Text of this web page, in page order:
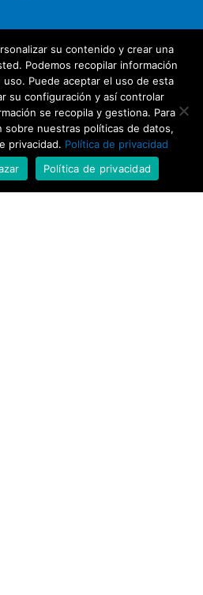
de Proveedores
boletín de actividades
su contenido y crear una
Podemos recopilar información
Puede aceptar el uso de esta
su configuración y así controlar
se recopila y gestiona. Para
sobre nuestras políticas de datos,
privacidad. Política de privacidad
Política de privacidad